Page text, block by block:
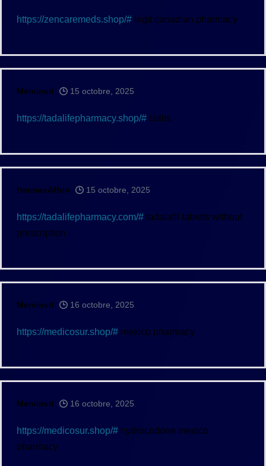
https://zencaremeds.shop/# legit canadian pharmacy
Mervinvit 15 octobre, 2025
https://tadalifepharmacy.shop/# cialis
HermanAffon 15 octobre, 2025
https://tadalifepharmacy.com/# tadalafil tablets without
prescription
Mervinvit 16 octobre, 2025
https://medicosur.shop/# mexico pharmacy
Mervinvit 16 octobre, 2025
https://medicosur.shop/# hydrocodone mexico
pharmacy